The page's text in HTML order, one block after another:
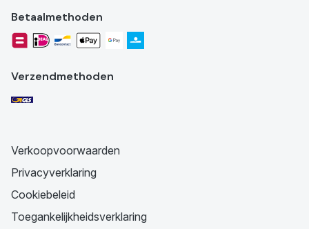
Betaalmethoden
Verzendmethoden
Verkoopvoorwaarden
Privacyverklaring
Cookiebeleid
Toegankelijkheidsverklaring